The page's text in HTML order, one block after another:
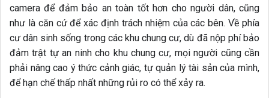
camera để đảm bảo an toàn tốt hơn cho người dân, cũng
như là căn cứ để xác định trách nhiệm của các bên. Về phía
cư dân sinh sống trong các khu chung cư, dù đã nộp phí bảo
đảm trật tự an ninh cho khu chung cư, mọi người cũng cần
phải nâng cao ý thức cảnh giác, tự quản lý tài sản của mình,
để hạn chế thấp nhất những rủi ro có thể xảy ra.